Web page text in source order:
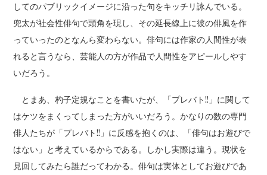
してのパブリックイメージに沿った句をキッチリ詠んでいる。
兜太が社会性俳句で頭角を現し、その延長線上に彼の俳風を作
っていったのとなんら変わらない。俳句には作家の人間性が表
れると言うなら、芸能人の方が作品で人間性をアピールしやす
いだろう。
とまあ、杓子定規なことを書いたが、「プレバト!!」に関して
はケツをまくってしまった方がいいだろう。かなりの数の専門
俳人たちが「プレバト!!」に反感を抱くのは、「俳句はお遊びで
はない」と考えているからである。しかし実際は違う。現状を
見回してみたら誰だってわかる。俳句は実体としてお遊びであ